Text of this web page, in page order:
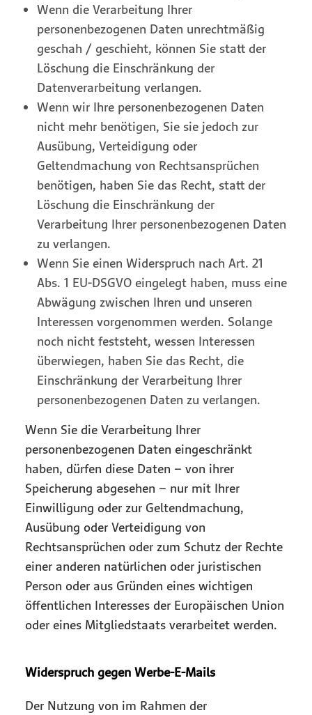
Wenn die Verarbeitung Ihrer
personenbezogenen Daten unrechtmäßig
geschah / geschieht, können Sie statt der
Löschung die Einschränkung der
Datenverarbeitung verlangen.
Wenn wir Ihre personenbezogenen Daten
nicht mehr benötigen, Sie sie jedoch zur
Ausübung, Verteidigung oder
Geltendmachung von Rechtsansprüchen
benötigen, haben Sie das Recht, statt der
Löschung die Einschränkung der
Verarbeitung Ihrer personenbezogenen Daten
zu verlangen.
Wenn Sie einen Widerspruch nach Art. 21
Abs. 1 EU-DSGVO eingelegt haben, muss eine
Abwägung zwischen Ihren und unseren
Interessen vorgenommen werden. Solange
noch nicht feststeht, wessen Interessen
überwiegen, haben Sie das Recht, die
Einschränkung der Verarbeitung Ihrer
personenbezogenen Daten zu verlangen.
Wenn Sie die Verarbeitung Ihrer
personenbezogenen Daten eingeschränkt
haben, dürfen diese Daten – von ihrer
Speicherung abgesehen – nur mit Ihrer
Einwilligung oder zur Geltendmachung,
Ausübung oder Verteidigung von
Rechtsansprüchen oder zum Schutz der Rechte
einer anderen natürlichen oder juristischen
Person oder aus Gründen eines wichtigen
öffentlichen Interesses der Europäischen Union
oder eines Mitgliedstaats verarbeitet werden.
Widerspruch gegen Werbe-E-Mails
Der Nutzung von im Rahmen der